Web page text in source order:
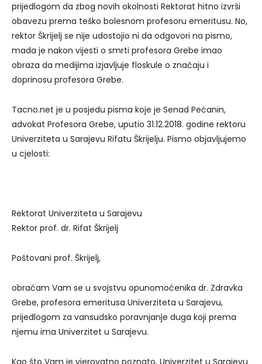
prijedlogom da zbog novih okolnosti Rektorat hitno izvrši
obavezu prema teško bolesnom profesoru emeritusu. No,
rektor Škrijelj se nije udostojio ni da odgovori na pismo,
mada je nakon vijesti o smrti profesora Grebe imao
obraza da medijima izjavljuje floskule o značaju i
doprinosu profesora Grebe.
Tacno.net je u posjedu pisma koje je Senad Pećanin,
advokat Profesora Grebe, uputio 31.12.2018. godine rektoru
Univerziteta u Sarajevu Rifatu Škrijelju. Pismo objavljujemo
u cjelosti:
Rektorat Univerziteta u Sarajevu
Rektor prof. dr. Rifat Škrijelj
Poštovani prof. Škrijelj,
obraćam Vam se u svojstvu opunomoćenika dr. Zdravka
Grebe, profesora emeritusa Univerziteta u Sarajevu,
prijedlogom za vansudsko poravnjanje duga koji prema
njemu ima Univerzitet u Sarajevu.